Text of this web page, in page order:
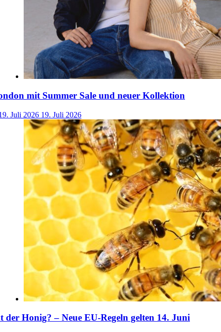
mit Summer Sale und neuer Kollektion
Juli 2026 19. Juli 2026
der Honig? – Neue EU-Regeln gelten 14. Juni